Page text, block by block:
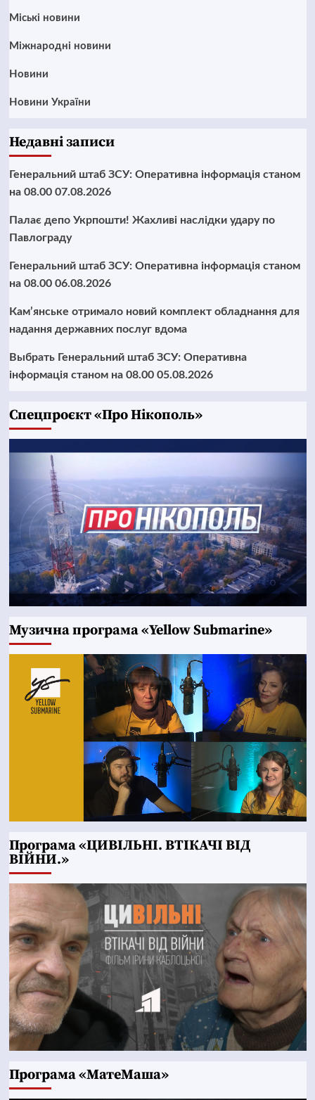
Mіські новини
Міжнародні новини
Новини
Новини України
Недавні записи
Генеральний штаб ЗСУ: Оперативна інформація станом
на 08.00 07.08.2026
Палає депо Укрпошти! Жахливі наслідки удару по
Павлограду
Генеральний штаб ЗСУ: Оперативна інформація станом
на 08.00 06.08.2026
Кам’янське отримало новий комплект обладнання для
надання державних послуг вдома
Выбрать Генеральний штаб ЗСУ: Оперативна
інформація станом на 08.00 05.08.2026
Cпецпроєкт «Про Нікополь»
Музична програма «Yellow Submarine»
Програма «ЦИВІЛЬНІ. ВТІКАЧІ ВІД
ВІЙНИ.»
Програма «МатеМаша»